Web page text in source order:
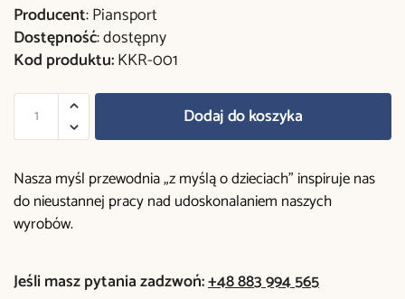
Producent: Piansport
Dostępność: dostępny
Kod produktu:KKR-001
Dodaj do koszyka
Nasza myśl przewodnia „z myślą o dzieciach” inspiruje nas
do nieustannej pracy nad udoskonalaniem naszych
wyrobów.
Jeśli masz pytania zadzwoń:+48 883 994 565